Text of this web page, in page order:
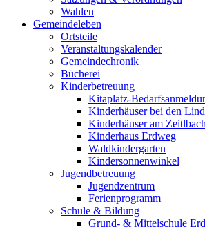
Wahlen
Gemeindeleben
Ortsteile
Veranstaltungskalender
Gemeindechronik
Bücherei
Kinderbetreuung
Kitaplatz-
Kinderhäuser bei den
Kinderhäuser am Zeitlbach
Kinderhaus Erdweg
Waldkindergarten
Kindersonnenwinkel
Jugendbetreuung
Jugendzentrum
Ferienprogramm
Schule & Bildung
Grund- & Mittelschule